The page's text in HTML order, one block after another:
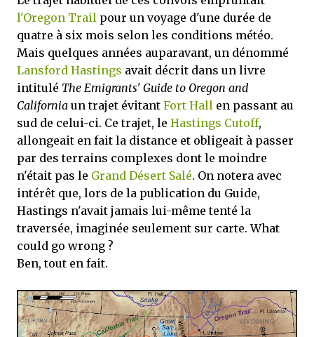
l'Oregon Trail pour un voyage d'une durée de
quatre à six mois selon les conditions météo.
Mais quelques années auparavant, un dénommé
Lansford Hastings avait décrit dans un livre
intitulé The Emigrants' Guide to Oregon and
California un trajet évitant Fort Hall en passant au
sud de celui-ci. Ce trajet, le Hastings Cutoff,
allongeait en fait la distance et obligeait à passer
par des terrains complexes dont le moindre
n'était pas le Grand Désert Salé. On notera avec
intérêt que, lors de la publication du Guide,
Hastings n'avait jamais lui-même tenté la
traversée, imaginée seulement sur carte. What
could go wrong ?
Ben, tout en fait.